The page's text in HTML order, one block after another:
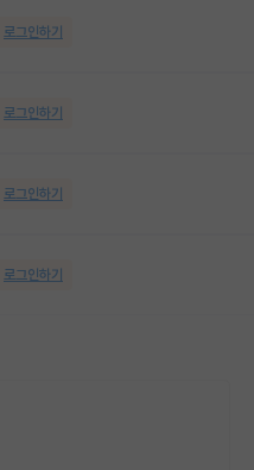
로그인하기
로그인하기
로그인하기
로그인하기